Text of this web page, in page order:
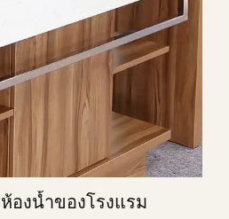
องน้ำของโรงแรม